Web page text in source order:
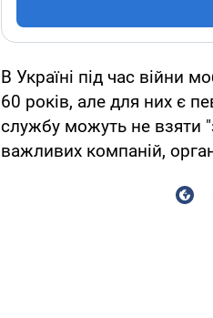
В Україні під час війни
60 років, але для них є
службу можуть не взяти
важливих компаній,